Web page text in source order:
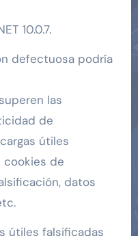
10.0.7.
defectuosa podría
las
de
útiles
cookies de
datos
útiles falsificadas